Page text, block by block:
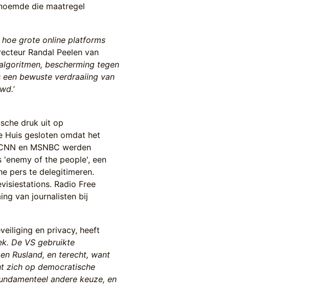
die maatregel
grote online platforms
Randal Peelen van
bescherming tegen
bewuste verdraaiing van
’
druk uit op
Huis gesloten omdat het
en MSNBC werden
of the people', een
pers te delegitimeren.
Radio Free
van journalisten bij
en privacy, heeft
De VS gebruikte
Rusland, en terecht, want
zich op democratische
andere keuze, en